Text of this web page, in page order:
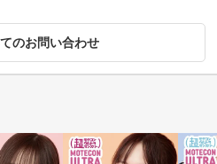
のお問い合わせ